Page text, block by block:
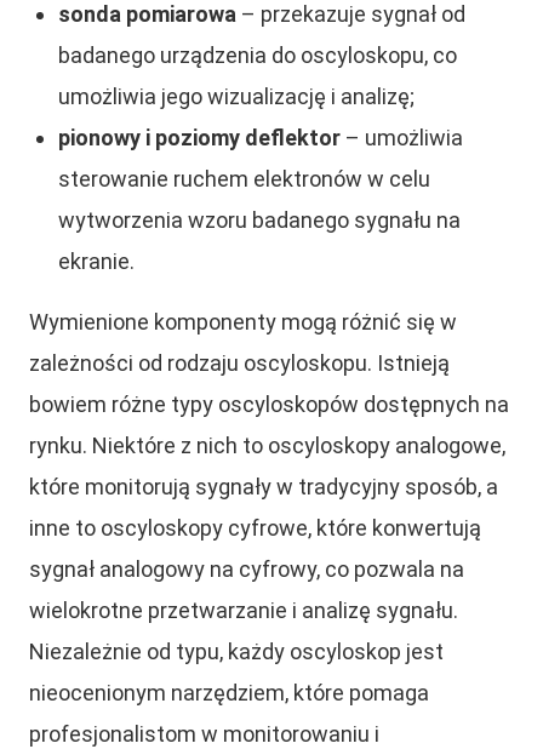
sonda pomiarowa – przekazuje sygnał od
badanego urządzenia do oscyloskopu, co
umożliwia jego wizualizację i analizę;
pionowy i poziomy deflektor – umożliwia
sterowanie ruchem elektronów w celu
wytworzenia wzoru badanego sygnału na
ekranie.
Wymienione komponenty mogą różnić się w
zależności od rodzaju oscyloskopu. Istnieją
bowiem różne typy oscyloskopów dostępnych na
rynku. Niektóre z nich to oscyloskopy analogowe,
które monitorują sygnały w tradycyjny sposób, a
inne to oscyloskopy cyfrowe, które konwertują
sygnał analogowy na cyfrowy, co pozwala na
wielokrotne przetwarzanie i analizę sygnału.
Niezależnie od typu, każdy oscyloskop jest
nieocenionym narzędziem, które pomaga
profesjonalistom w monitorowaniu i